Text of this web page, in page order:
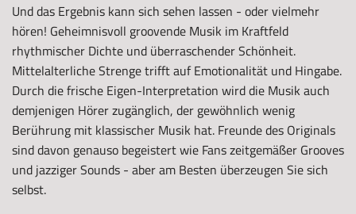
Und das Ergebnis kann sich sehen lassen - oder vielmehr
hören! Geheimnisvoll groovende Musik im Kraftfeld
rhythmischer Dichte und überraschender Schönheit.
Mittelalterliche Strenge trifft auf Emotionalität und Hingabe.
Durch die frische Eigen-Interpretation wird die Musik auch
demjenigen Hörer zugänglich, der gewöhnlich wenig
Berührung mit klassischer Musik hat. Freunde des Originals
sind davon genauso begeistert wie Fans zeitgemäßer Grooves
und jazziger Sounds - aber am Besten überzeugen Sie sich
selbst.